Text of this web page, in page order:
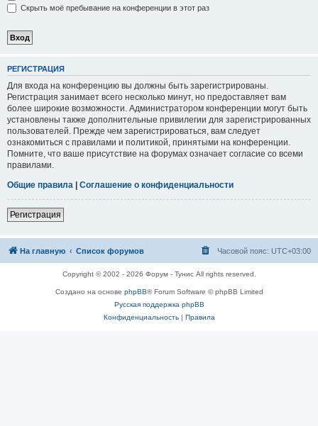
Скрыть моё пребывание на конференции в этот раз
РЕГИСТРАЦИЯ
Для входа на конференцию вы должны быть зарегистрированы.
Регистрация занимает всего несколько минут, но предоставляет вам
более широкие возможности. Администратором конференции могут быть
установлены также дополнительные привилегии для зарегистрированных
пользователей. Прежде чем зарегистрироваться, вам следует
ознакомиться с правилами и политикой, принятыми на конференции.
Помните, что ваше присутствие на форумах означает согласие со всеми
правилами.
Общие правила | Соглашение о конфиденциальности
Регистрация
На главную Список форумов Часовой пояс: UTC+03:00
Copyright © 2002 - 2026 Форум - Тунис All rights reserved.
Создано на основе phpBB® Forum Software © phpBB Limited
Русская поддержка phpBB
Конфиденциальность| Правила